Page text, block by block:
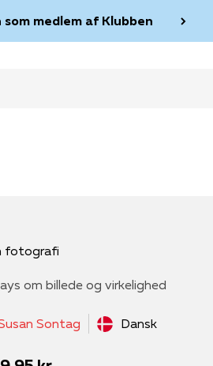
medlem af Klubben
fotografi
om billede og virkelighed
Sontag Dansk